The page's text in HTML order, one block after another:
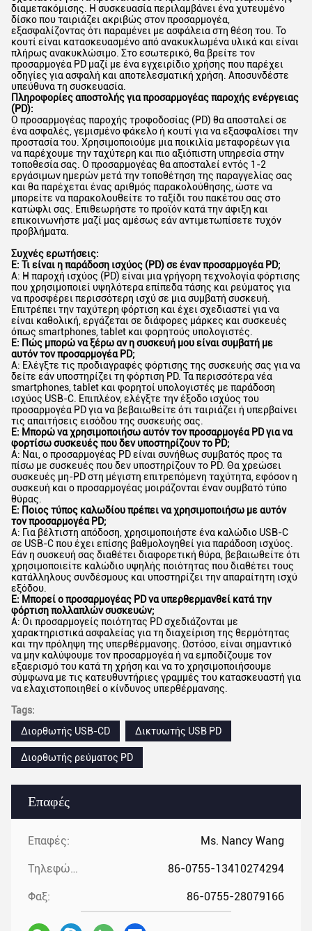
Επαφές
Επαφές: Ms. Nancy Wang
Τηλεφώνημα: 86-0755-13410274294
Φαξ: 86-0755-28079166
διαμετακόμισης. Η συσκευασία περιλαμβάνει ένα χυτευμένο
δίσκο που ταιριάζει ακριβώς στον προσαρμογέα,
εξασφαλίζοντας ότι παραμένει με ασφάλεια στη θέση του. Το
κουτί είναι κατασκευασμένο από ανακυκλωμένα υλικά και είναι
πλήρως ανακυκλώσιμο. Στο εσωτερικό, θα βρείτε τον
προσαρμογέα PD μαζί με ένα εγχειρίδιο χρήσης που παρέχει
οδηγίες για ασφαλή και αποτελεσματική χρήση. Αποσυνδέστε
υπεύθυνα τη συσκευασία.
Πληροφορίες αποστολής για προσαρμογέας παροχής ενέργειας
(PD):
Ο προσαρμογέας παροχής τροφοδοσίας (PD) θα αποσταλεί σε
ένα ασφαλές, γεμισμένο φάκελο ή κουτί για να εξασφαλίσει την
προστασία του. Χρησιμοποιούμε μια ποικιλία μεταφορέων για
να παρέχουμε την ταχύτερη και πιο αξιόπιστη υπηρεσία στην
τοποθεσία σας. Ο προσαρμογέας θα αποσταλεί εντός 1-2
εργάσιμων ημερών μετά την τοποθέτηση της παραγγελίας σας
και θα παρέχεται ένας αριθμός παρακολούθησης, ώστε να
μπορείτε να παρακολουθείτε το ταξίδι του πακέτου σας στο
κατώφλι σας. Επιθεωρήστε το προϊόν κατά την άφιξη και
επικοινωνήστε μαζί μας αμέσως εάν αντιμετωπίσετε τυχόν
προβλήματα.
Συχνές ερωτήσεις:
Ε: Τι είναι η παράδοση ισχύος (PD) σε έναν προσαρμογέα PD;
A: Η παροχή ισχύος (PD) είναι μια γρήγορη τεχνολογία φόρτισης
που χρησιμοποιεί υψηλότερα επίπεδα τάσης και ρεύματος για
να προσφέρει περισσότερη ισχύ σε μια συμβατή συσκευή.
Επιτρέπει την ταχύτερη φόρτιση και έχει σχεδιαστεί για να
είναι καθολική, εργάζεται σε διάφορες μάρκες και συσκευές
όπως smartphones, tablet και φορητούς υπολογιστές.
Ε: Πώς μπορώ να ξέρω αν η συσκευή μου είναι συμβατή με
αυτόν τον προσαρμογέα PD;
Α: Ελέγξτε τις προδιαγραφές φόρτισης της συσκευής σας για να
δείτε εάν υποστηρίζει τη φόρτιση PD. Τα περισσότερα νέα
smartphones, tablet και φορητοί υπολογιστές με παράδοση
ισχύος USB-C. Επιπλέον, ελέγξτε την έξοδο ισχύος του
προσαρμογέα PD για να βεβαιωθείτε ότι ταιριάζει ή υπερβαίνει
τις απαιτήσεις εισόδου της συσκευής σας.
Ε: Μπορώ να χρησιμοποιήσω αυτόν τον προσαρμογέα PD για να
φορτίσω συσκευές που δεν υποστηρίζουν το PD;
Α: Ναι, ο προσαρμογέας PD είναι συνήθως συμβατός προς τα
πίσω με συσκευές που δεν υποστηρίζουν το PD. Θα χρεώσει
συσκευές μη-PD στη μέγιστη επιτρεπόμενη ταχύτητα, εφόσον η
συσκευή και ο προσαρμογέας μοιράζονται έναν συμβατό τύπο
θύρας.
Ε: Ποιος τύπος καλωδίου πρέπει να χρησιμοποιήσω με αυτόν
τον προσαρμογέα PD;
Α: Για βέλτιστη απόδοση, χρησιμοποιήστε ένα καλώδιο USB-C
σε USB-C που έχει επίσης βαθμολογηθεί για παράδοση ισχύος.
Εάν η συσκευή σας διαθέτει διαφορετική θύρα, βεβαιωθείτε ότι
χρησιμοποιείτε καλώδιο υψηλής ποιότητας που διαθέτει τους
κατάλληλους συνδέσμους και υποστηρίζει την απαραίτητη ισχύ
εξόδου.
Ε: Μπορεί ο προσαρμογέας PD να υπερθερμανθεί κατά την
φόρτιση πολλαπλών συσκευών;
Α: Οι προσαρμογείς ποιότητας PD σχεδιάζονται με
χαρακτηριστικά ασφαλείας για τη διαχείριση της θερμότητας
και την πρόληψη της υπερθέρμανσης. Ωστόσο, είναι σημαντικό
να μην καλύψουμε τον προσαρμογέα ή να εμποδίζουμε τον
εξαερισμό του κατά τη χρήση και να το χρησιμοποιήσουμε
σύμφωνα με τις κατευθυντήριες γραμμές του κατασκευαστή για
να ελαχιστοποιηθεί ο κίνδυνος υπερθέρμανσης.
Tags:
Διορθωτής USB-CD
Δικτυωτής USB PD
Διορθωτής ρεύματος PD